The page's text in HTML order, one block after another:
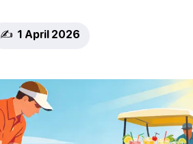
✍️ 1 April 2026